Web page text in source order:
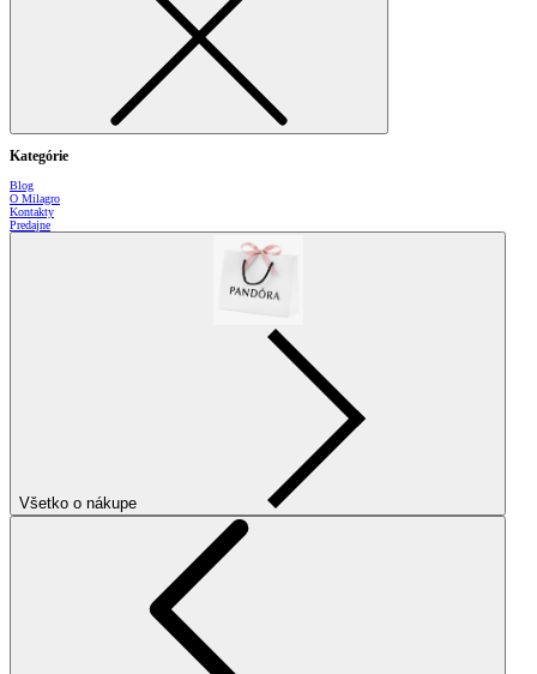
Kategórie
Blog
O Milagro
Kontakty
Predajne
Všetko o nákupe